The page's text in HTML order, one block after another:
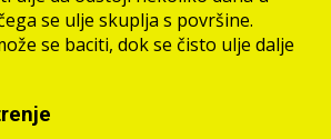
se ulje skuplja s površine.
se baciti, dok se čisto ulje dalje